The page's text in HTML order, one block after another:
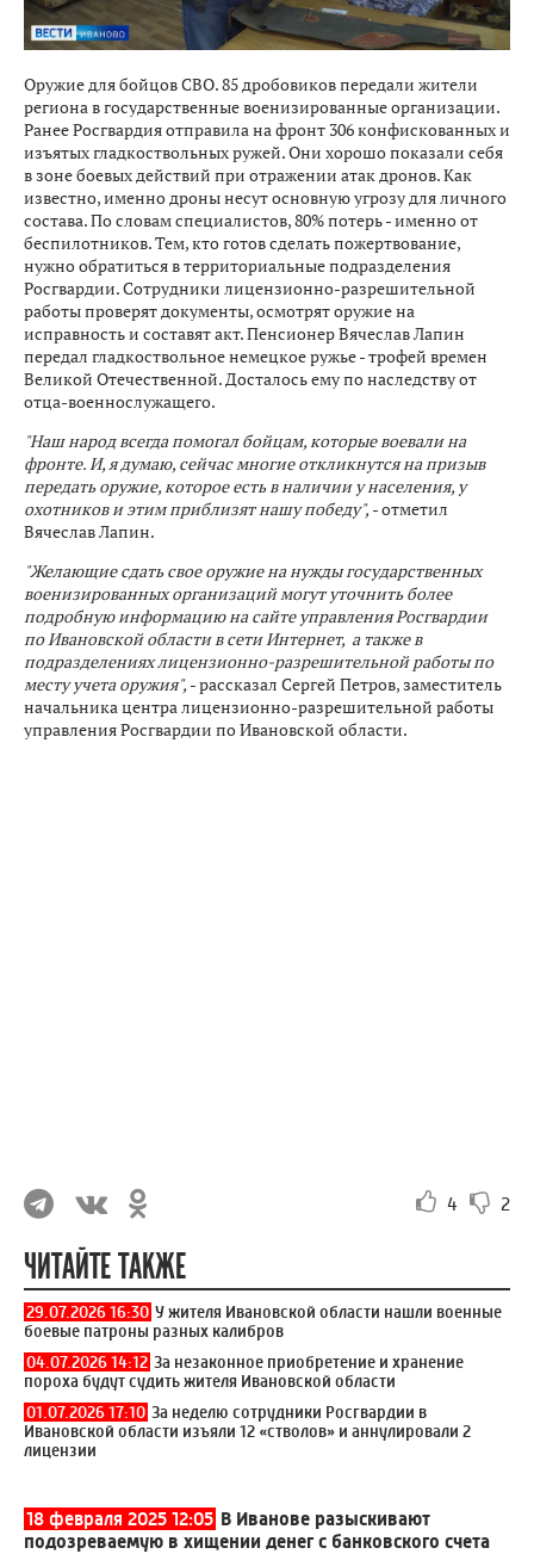
Оружие для бойцов СВО. 85 дробовиков передали жители
региона в государственные военизированные организации.
Ранее Росгвардия отправила на фронт 306 конфискованных и
изъятых гладкоствольных ружей. Они хорошо показали себя
в зоне боевых действий при отражении атак дронов. Как
известно, именно дроны несут основную угрозу для личного
состава. По словам специалистов, 80% потерь - именно от
беспилотников. Тем, кто готов сделать пожертвование,
нужно обратиться в территориальные подразделения
Росгвардии. Сотрудники лицензионно-разрешительной
работы проверят документы, осмотрят оружие на
исправность и составят акт. Пенсионер Вячеслав Лапин
передал гладкоствольное немецкое ружье - трофей времен
Великой Отечественной. Досталось ему по наследству от
отца-военнослужащего.
"Наш народ всегда помогал бойцам, которые воевали на
фронте. И, я думаю, сейчас многие откликнутся на призыв
передать оружие, которое есть в наличии у населения, у
охотников и этим приблизят нашу победу", - отметил
Вячеслав Лапин.
"Желающие сдать свое оружие на нужды государственных
военизированных организаций могут уточнить более
подробную информацию на сайте управления Росгвардии
по Ивановской области в сети Интернет, а также в
подразделениях лицензионно-разрешительной работы по
месту учета оружия", - рассказал Сергей Петров, заместитель
начальника центра лицензионно-разрешительной работы
управления Росгвардии по Ивановской области.
4 2
ЧИТАЙТЕ ТАКЖЕ
29.07.2026 16:30 У жителя Ивановской области нашли военные
боевые патроны разных калибров
04.07.2026 14:12 За незаконное приобретение и хранение
пороха будут судить жителя Ивановской области
01.07.2026 17:10 За неделю сотрудники Росгвардии в
Ивановской области изъяли 12 «стволов» и аннулировали 2
лицензии
18 февраля 2025 12:05 В Иванове разыскивают
подозреваемую в хищении денег с банковского счета